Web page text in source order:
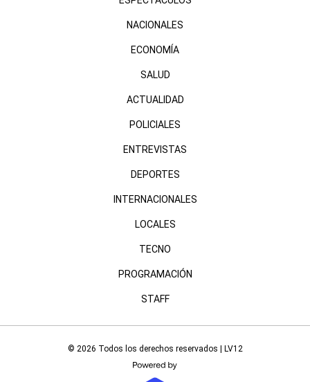
NACIONALES
ECONOMÍA
SALUD
ACTUALIDAD
POLICIALES
ENTREVISTAS
DEPORTES
INTERNACIONALES
LOCALES
TECNO
PROGRAMACIÓN
STAFF
© 2026 Todos los derechos reservados | LV12